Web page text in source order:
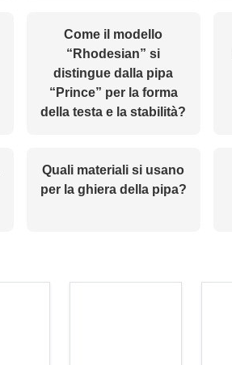
Come il modello
“Rhodesian” si
distingue dalla pipa
“Prince” per la forma
della testa e la stabilità?
Quali materiali si usano
per la ghiera della pipa?